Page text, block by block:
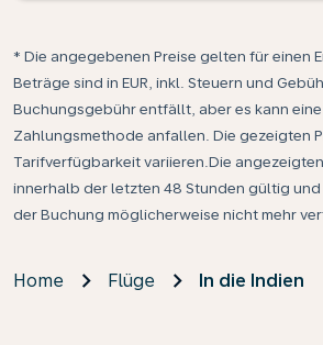
* Die angegebenen Preise gelten für einen
Beträge sind in EUR, inkl. Steuern und
Buchungsgebühr entfällt, aber es kann
Zahlungsmethode anfallen. Die gezeigten
Tarifverfügbarkeit variieren.Die
innerhalb der letzten 48 Stunden gültig
der Buchung möglicherweise nicht mehr
Home Flüge In die Indien